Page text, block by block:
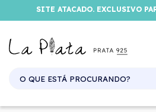
SITE ATACADO. EXCLUSIVO